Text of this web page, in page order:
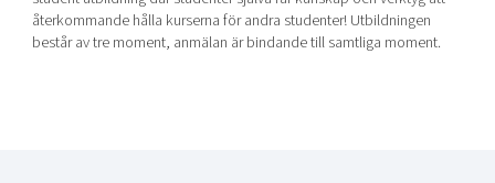
återkommande hålla kurserna för andra studenter! Utbildningen
består av tre moment, anmälan är bindande till samtliga moment.